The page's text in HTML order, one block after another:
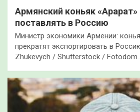
Армянский коньяк «Арарат»
поставлять в Россию
Министр экономики Армении:
прекратят экспортировать в
Zhukevych / Shutterstock / Fotodom…